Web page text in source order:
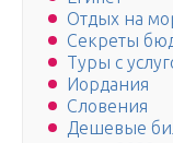
Отдых на
Секреты
Туры с
Иордания
Словения
Дешевые